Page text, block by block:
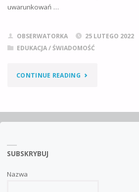
uwarunkowań …
OBSERWATORKA
25 LUTEGO 2022
EDUKACJA / ŚWIADOMOŚĆ
CONTINUE READING"TRWAJĄ
„ŻYJĘ
SUBSKRYBUJ
Nazwa